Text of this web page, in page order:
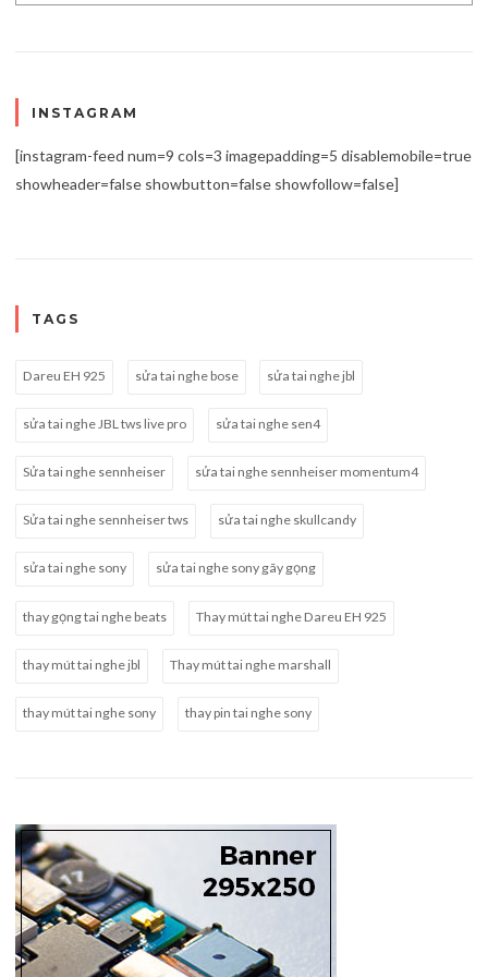
INSTAGRAM
[instagram-feed num=9 cols=3 imagepadding=5 disablemobile=true
showheader=false showbutton=false showfollow=false]
TAGS
Dareu EH 925 sửa tai nghe bose sửa tai nghe jbl
sửa tai nghe JBL tws live pro sửa tai nghe sen4
Sửa tai nghe sennheiser sửa tai nghe sennheiser momentum4
Sửa tai nghe sennheiser tws sửa tai nghe skullcandy
sửa tai nghe sony sửa tai nghe sony gãy gọng
thay gọng tai nghe beats Thay mút tai nghe Dareu EH 925
thay mút tai nghe jbl Thay mút tai nghe marshall
thay mút tai nghe sony thay pin tai nghe sony